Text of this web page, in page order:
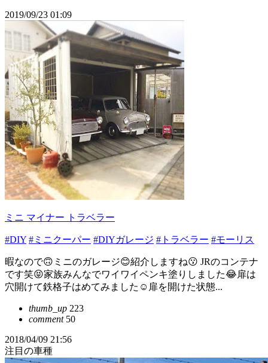
2019/09/23 01:09
ミニ マイナー トラベラー
#DIY #ミニクーパー #DIYガレージ #トラベラー #モーリス
暇なので🙃ミニのガレージ😊紹介しますね😗 JRのコンテナ
です笑😝家族みんなでワイワイペンキ塗りしました😂扉は
穴開けて鉄格子はめてみました☺️扉を開けた状態...
thumb_up 223
comment50
2018/04/09 21:56
注目の車種